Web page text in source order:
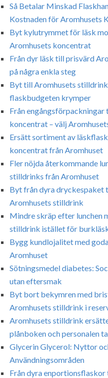
Så Betalar Minskad
Kostnaden för Aromhusets
Byt kylutrymmet för läsk
Aromhusets koncentrat
Från dyr läsk till prisvärd
på några enkla steg
Byt till Aromhusets stilldrink
flaskbudgeten krymper
Från engångsförpackningar
koncentrat – välj
Ersätt sortiment av
koncentrat från Aromhuset
Fler nöjda återkommande
stilldrinks från Aromhuset
Byt från dyra dryckespaket
Aromhusets stilldrink
Mindre skräp efter lunchen
stilldrink istället för
Bygg kundlojalitet med
Aromhuset
Sötningsmedel diabetes:
utan eftersmak
Byt bort bekymren med
Aromhusets stilldrink i
Aromhusets stilldrink
plånboken och personalen
Glycerin Glycerol: Nyttor
Användningsområden
Från dyra